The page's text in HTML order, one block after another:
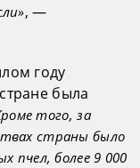
, —
году
была
того, за
страны было
пчел, более 9 000